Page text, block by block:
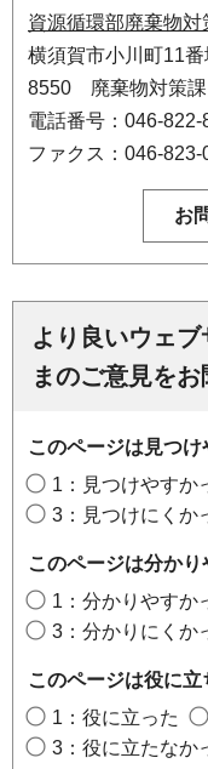
資源循環部廃棄物対
横須賀市小川町11
8550 廃棄物対策課
電話番号：046-822-
ファクス：046-823-
より良いウェ
まのご意見を
このページは見つ
1：見つけやすか
3：見つけにくか
このページは分か
1：分かりやすか
3：分かりにくか
このページは役に立
1：役に立った
3：役に立たなか